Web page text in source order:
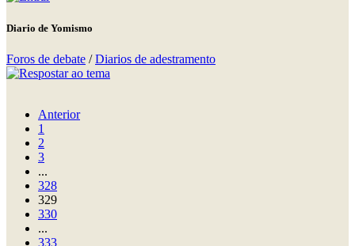
Diario de Yomismo
Foros de debate /Diarios de adestramento
Anterior
1
2
3
...
328
329
330
...
333